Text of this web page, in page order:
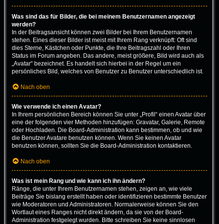
Was sind das für Bilder, die bei meinem Benutzernamen angezeigt
werden?
In der Beitragsansicht können zwei Bilder bei Ihrem Benutzernamen
stehen. Eines dieser Bilder ist meist mit Ihrem Rang verknüpft: Oft sind
dies Sterne, Kästchen oder Punkte, die Ihre Beitragszahl oder Ihren
Status im Forum angeben. Das andere, meist größere, Bild wird auch als
„Avatar“ bezeichnet. Es handelt sich hierbei in der Regel um ein
persönliches Bild, welches von Benutzer zu Benutzer unterschiedlich ist.
Nach oben
Wie verwende ich einen Avatar?
In Ihrem persönlichen Bereich können Sie unter „Profil“ einen Avatar über
eine der folgenden vier Methoden hinzufügen: Gravatar, Galerie, Remote
oder Hochladen. Die Board-Administration kann bestimmen, ob und wie
die Benutzer Avatare benutzen können. Wenn Sie keinen Avatar
benutzen können, sollten Sie die Board-Administration kontaktieren.
Nach oben
Was ist mein Rang und wie kann ich ihn ändern?
Ränge, die unter Ihrem Benutzernamen stehen, zeigen an, wie viele
Beiträge Sie bislang erstellt haben oder identifizieren bestimmte Benutzer
wie Moderatoren und Administratoren. Normalerweise können Sie den
Wortlaut eines Ranges nicht direkt ändern, da sie von der Board-
Administration festgelegt wurden. Bitte schreiben Sie keine sinnlosen